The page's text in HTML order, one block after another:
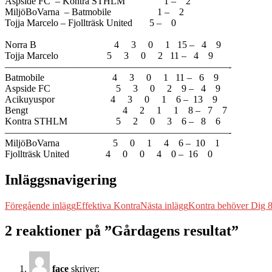
MiljöBoVarna – Batmobile 1 – 2
Tojja Marcelo – Fjollträsk United 5 – 0
Norra B 4 3 0 1 15 – 4 9
Tojja Marcelo 5 3 0 2 11 – 4 9
———————————————————————-
Batmobile 4 3 0 1 11 – 6 9
Aspside FC 5 3 0 2 9 – 4 9
Acikuyuspor 4 3 0 1 6 – 13 9
Bengt 4 2 1 1 8 – 7 7
Kontra STHLM 5 2 0 3 6 – 8 6
———————————————————————-
MiljöBoVarna 5 0 1 4 6 – 10 1
Fjollträsk United 4 0 0 4 0 – 16 0
Inläggsnavigering
Föregående inläggEffektiva KontraNästa inläggKontra behöver Dig
2 reaktioner på ”Gårdagens resultat”
face skriver: